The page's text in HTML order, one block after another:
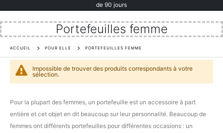
de 90 jours
Portefeuilles femme
ACCUEIL POUR ELLE PORTEFEUILLES FEMME
Impossible de trouver des produits correspondants à votre
sélection.
Pour la plupart des femmes, un portefeuille est un accessoire à part
entière et cet objet en dit beaucoup sur leur personnalité. Beaucoup de
femmes ont différents portefeuilles pour différentes occasions : un